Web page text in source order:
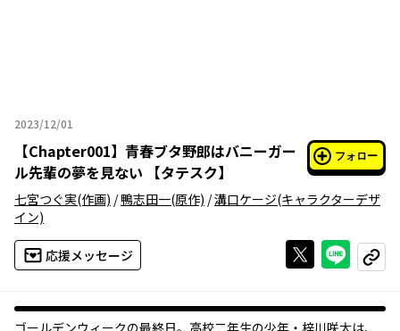
2023/12/01
2023年12月01日
【Chapter001】 青春ブタ野郎はバニーガー
ル先輩の夢を見ない 【タテスク】
フォロー
七宮つぐ実(作画) /鴨志田一(原作) /溝口ケージ(キャラクターデザ
イン)
応援メッセージ Xで投稿する
ライン
コピー
ゴールデンウィークの最終日。高校二年生の少年・梓川咲太は、